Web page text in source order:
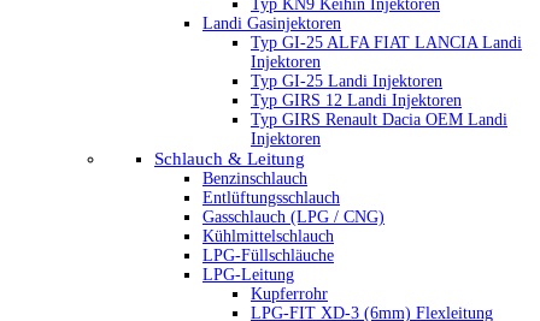
Typ KN9 Keihin Injektoren
Landi Gasinjektoren
Typ GI-25 ALFA FIAT LANCIA Landi
Injektoren
Typ GI-25 Landi Injektoren
Typ GIRS 12 Landi Injektoren
Typ GIRS Renault Dacia OEM Landi
Injektoren
Schlauch & Leitung
Benzinschlauch
Entlüftungsschlauch
Gasschlauch (LPG / CNG)
Kühlmittelschlauch
LPG-Füllschläuche
LPG-Leitung
Kupferrohr
LPG-FIT XD-3 (6mm) Flexleitung